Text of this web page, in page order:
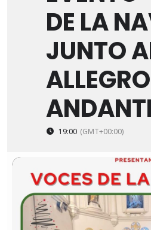
DE LA
JUNTO
ALLEGRO
19:00 (GMT+00:00)